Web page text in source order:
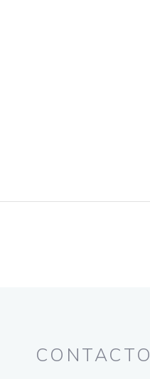
CONTACTO